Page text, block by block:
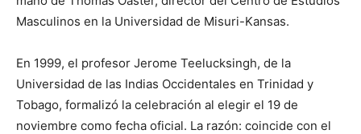
Masculinos en la Universidad de Misuri-Kansas.
En 1999, el profesor Jerome Teelucksingh, de la
Universidad de las Indias Occidentales en Trinidad y
Tobago, formalizó la celebración al elegir el 19 de
noviembre como fecha oficial. La razón: coincide con el